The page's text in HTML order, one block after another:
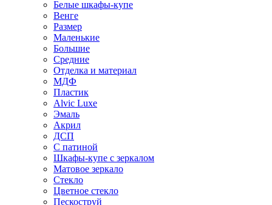
Белые шкафы-купе
Венге
Размер
Маленькие
Большие
Средние
Отделка и материал
МДФ
Пластик
Alvic Luxe
Эмаль
Акрил
ДСП
С патиной
Шкафы-купе с зеркалом
Матовое зеркало
Стекло
Цветное стекло
Пескоструй